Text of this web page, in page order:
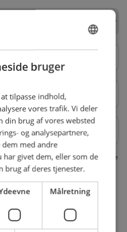
fra AB Catering. Vi bruger dine
formular til at sende dig nyhedsbreve
afmelde dig nyhedsbrevet igen jf. vores
bruger
tilpasse indhold,
vores trafik. Vi deler
din brug af vores websted
og analysepartnere,
med andre
har givet dem, eller som de
brug af deres tjenester.
Målretning